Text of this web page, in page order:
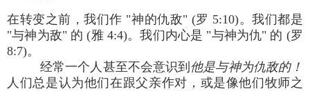
在转变之前，我们作 "神的仇敌" (罗 5:10)。我们都是
"与神为敌" 的 (雅 4:4)。我们内心是 "与神为仇" 的 (罗
8:7)。
经常一个人甚至不会意识到 他是与神为仇敌的！
人们总是认为他们在跟父亲作对，或是像他们牧师之